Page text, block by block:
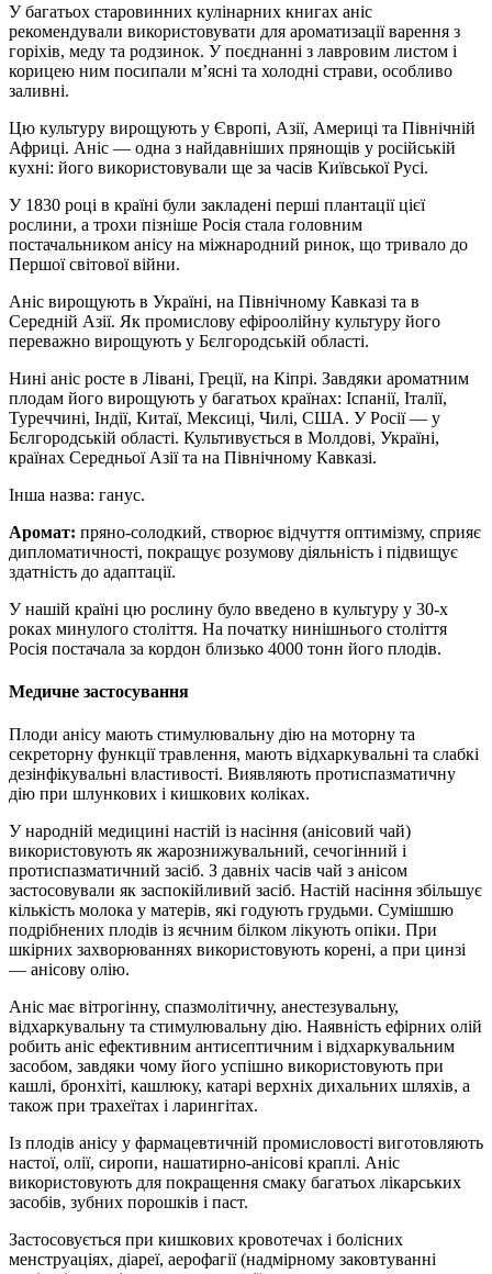
У багатьох старовинних кулінарних книгах аніс
рекомендували використовувати для ароматизації варення з
горіхів, меду та родзинок. У поєднанні з лавровим листом і
корицею ним посипали м’ясні та холодні страви, особливо
заливні.
Цю культуру вирощують у Європі, Азії, Америці та Північній
Африці. Аніс — одна з найдавніших прянощів у російській
кухні: його використовували ще за часів Київської Русі.
У 1830 році в країні були закладені перші плантації цієї
рослини, а трохи пізніше Росія стала головним
постачальником анісу на міжнародний ринок, що тривало до
Першої світової війни.
Аніс вирощують в Україні, на Північному Кавказі та в
Середній Азії. Як промислову ефіроолійну культуру його
переважно вирощують у Бєлгородській області.
Нині аніс росте в Лівані, Греції, на Кіпрі. Завдяки ароматним
плодам його вирощують у багатьох країнах: Іспанії, Італії,
Туреччині, Індії, Китаї, Мексиці, Чилі, США. У Росії — у
Бєлгородській області. Культивується в Молдові, Україні,
країнах Середньої Азії та на Північному Кавказі.
Інша назва: ганус.
Аромат: пряно-солодкий, створює відчуття оптимізму, сприяє
дипломатичності, покращує розумову діяльність і підвищує
здатність до адаптації.
У нашій країні цю рослину було введено в культуру у 30-х
роках минулого століття. На початку нинішнього століття
Росія постачала за кордон близько 4000 тонн його плодів.
Медичне застосування
Плоди анісу мають стимулювальну дію на моторну та
секреторну функції травлення, мають відхаркувальні та слабкі
дезінфікувальні властивості. Виявляють протиспазматичну
дію при шлункових і кишкових коліках.
У народній медицині настій із насіння (анісовий чай)
використовують як жарознижувальний, сечогінний і
протиспазматичний засіб. З давніх часів чай з анісом
застосовували як заспокійливий засіб. Настій насіння збільшує
кількість молока у матерів, які годують грудьми. Сумішшю
подрібнених плодів із яєчним білком лікують опіки. При
шкірних захворюваннях використовують корені, а при цинзі
— анісову олію.
Аніс має вітрогінну, спазмолітичну, анестезувальну,
відхаркувальну та стимулювальну дію. Наявність ефірних олій
робить аніс ефективним антисептичним і відхаркувальним
засобом, завдяки чому його успішно використовують при
кашлі, бронхіті, кашлюку, катарі верхніх дихальних шляхів, а
також при трахеїтах і ларингітах.
Із плодів анісу у фармацевтичній промисловості виготовляють
настої, олії, сиропи, нашатирно-анісові краплі. Аніс
використовують для покращення смаку багатьох лікарських
засобів, зубних порошків і паст.
Застосовується при кишкових кровотечах і болісних
менструаціях, діареї, аерофагії (надмірному заковтуванні